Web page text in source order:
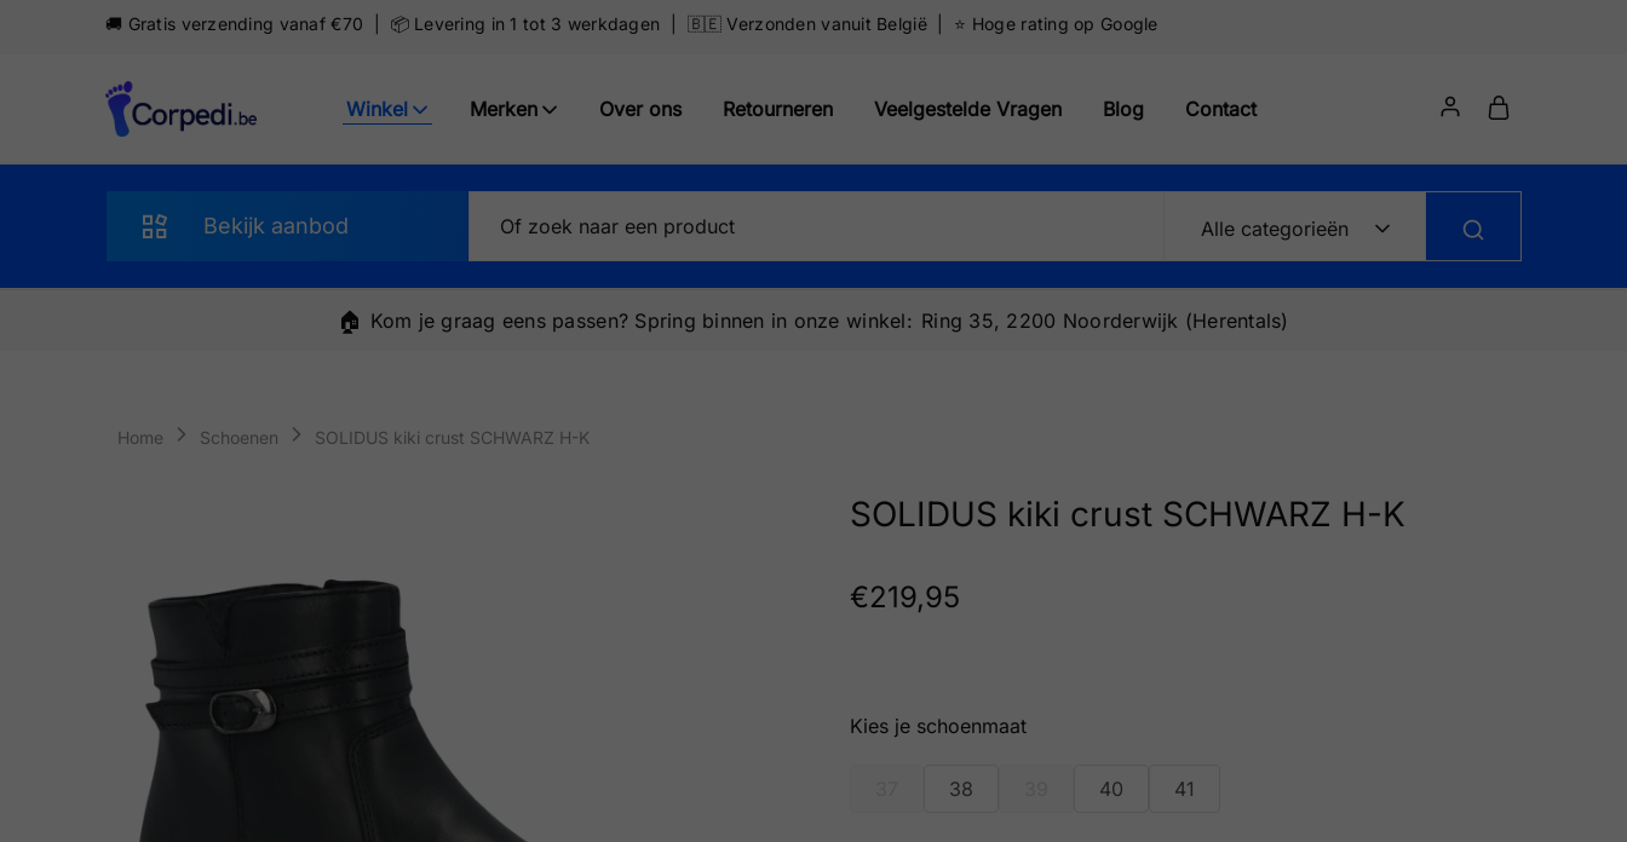
🚚 Gratis verzending vanaf €70 | 📦 Levering in 1 tot 3 werkdagen | 🇧🇪 Verzonden vanuit België | ⭐️ Hoge rating op Google
Corpedi Winkel Merken Over ons Retourneren Veelgestelde Vragen Blog Contact
Bekijk aanbod
Kousen
Inlegzolen
Voet- en schoenverzorging
Outlet
Cadeaubon
Alle categorieën
🏠 Kom je graag eens passen? Spring binnen in onze winkel: Ring 35, 2200 Noorderwijk (Herentals)
Home Schoenen SOLIDUS kiki crust SCHWARZ H-K
SOLIDUS kiki crust SCHWARZ H-K
€219,95
schoenmaat
38 40 41